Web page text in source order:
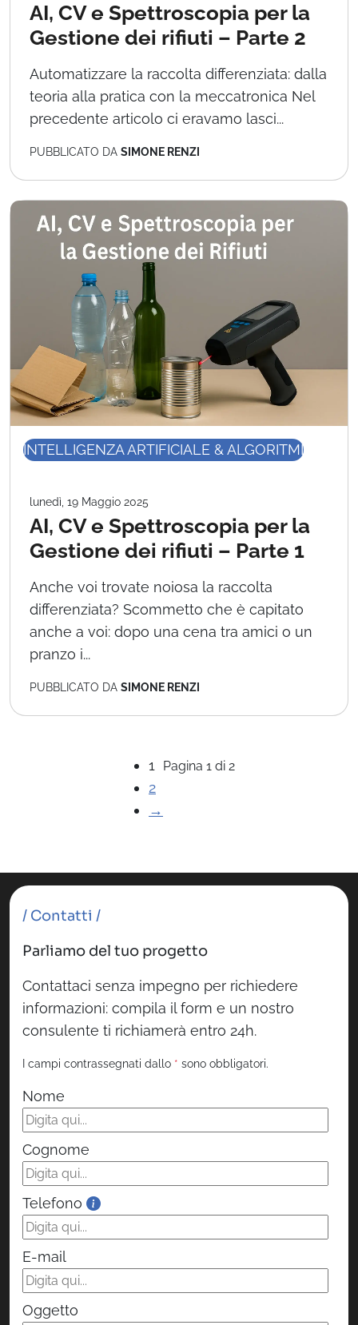
AI, CV e Spettroscopia per la
Gestione dei rifiuti – Parte 2
Automatizzare la raccolta differenziata: dalla
teoria alla pratica con la meccatronica Nel
precedente articolo ci eravamo lasci...
PUBBLICATO DA SIMONE RENZI
INTELLIGENZA ARTIFICIALE & ALGORITMI
lunedì, 19 Maggio 2025
AI, CV e Spettroscopia per la
Gestione dei rifiuti – Parte 1
Anche voi trovate noiosa la raccolta
differenziata? Scommetto che è capitato
anche a voi: dopo una cena tra amici o un
pranzo i...
PUBBLICATO DA SIMONE RENZI
1
2
→
Pagina 1 di 2
/ Contatti /
Parliamo del tuo progetto
Contattaci senza impegno per richiedere
informazioni: compila il form e un nostro
consulente ti richiamerà entro 24h.
I campi contrassegnati dallo * sono obbligatori.
Nome
Cognome
Telefono
E-mail
Oggetto